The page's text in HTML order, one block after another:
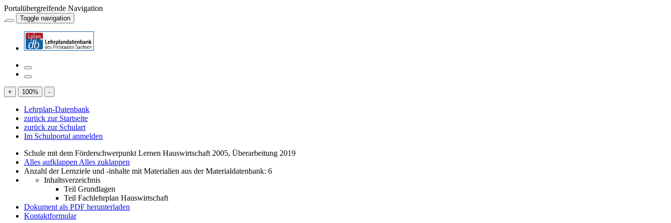
Portalübergreifende Navigation
Toggle navigation
+ 100% -
Lehrplan-Datenbank
zurück zur Startseite
zurück zur Schulart
Im Schulportal anmelden
Schule mit dem Förderschwerpunkt Lernen Hauswirtschaft 2005, Überarbeitung 2019
Alles aufklappen Alles zuklappen
Anzahl der Lernziele und -inhalte mit Materialien aus der Materialdatenbank: 6
Inhaltsverzeichnis
Teil Grundlagen
Teil Fachlehrplan Hauswirtschaft
Dokument als PDF herunterladen
Kontaktformular